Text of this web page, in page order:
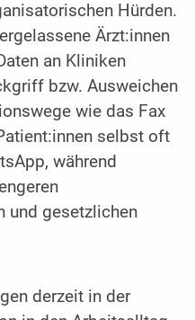
Hürden.
Ärzt:innen
an Kliniken
bzw. Ausweichen
wie das Fax
selbst oft
während
und gesetzlichen
derzeit in der